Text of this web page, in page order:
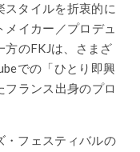
スタイルを折衷的に
イカー／プロデュ
方のFKJは、さまざ
での「ひとり即興
フランス出身のプロ
・フェスティバルの